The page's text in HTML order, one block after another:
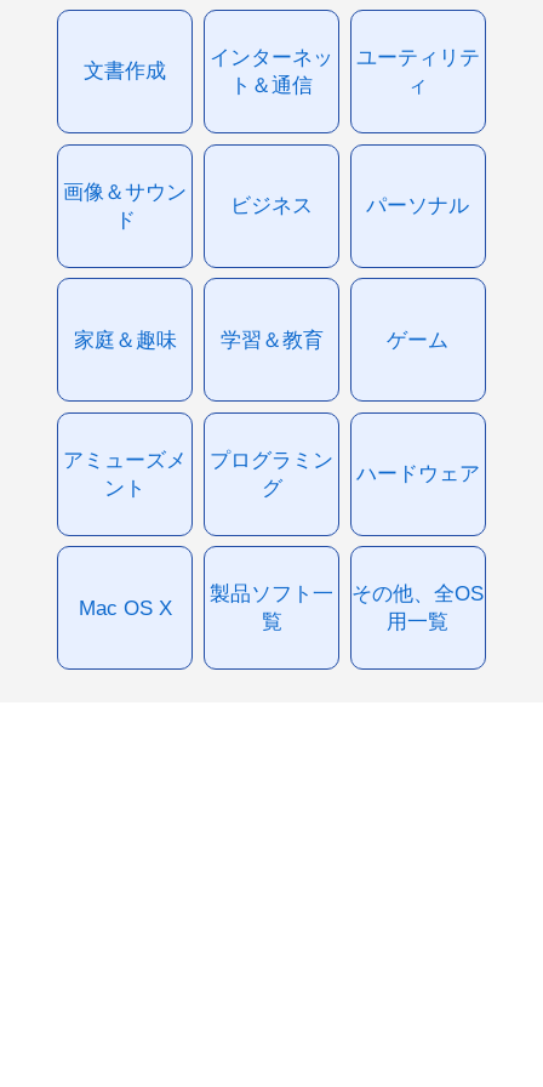
文書作成
インターネッ
ト＆通信
ユーティリテ
ィ
画像＆サウン
ド
ビジネス パーソナル
家庭＆趣味 学習＆教育 ゲーム
アミューズメ
ント
プログラミン
グ
ハードウェア
Mac OS X
製品ソフト一
覧
その他、全OS
用一覧